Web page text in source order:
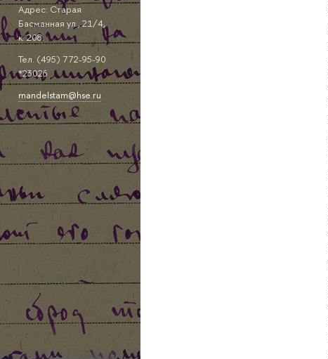
Адрес: Старая
Басманная ул., 21/4,
к. 208.
Тел. (495) 772-95-90
*23026
mandelstam@hse.ru